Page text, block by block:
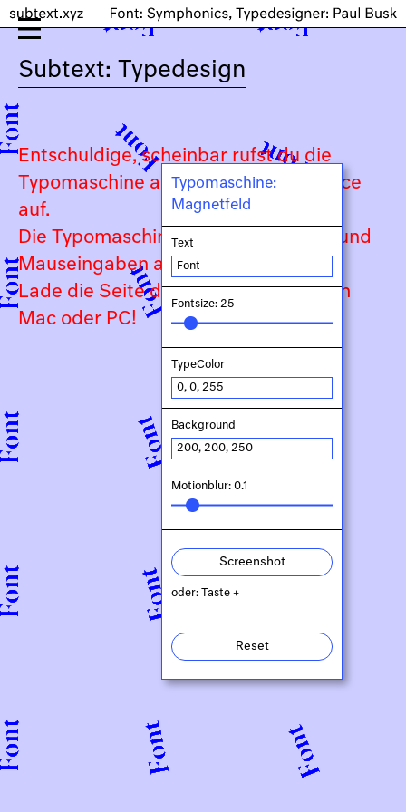
Subtext: Typedesign
Entschuldige, scheinbar rufst du die
Typomaschine auf einem Touch-Device
auf.
Die Typomaschine ist auf Keyboard- und
Mauseingaben angewiesen.
Lade die Seite daher bitte auf deinem
Mac oder PC!
Typomaschine:
Magnetfeld
Text
Fontsize: 25
TypeColor
Background
Motionblur: 0.1
Screenshot
oder: Taste +
Reset